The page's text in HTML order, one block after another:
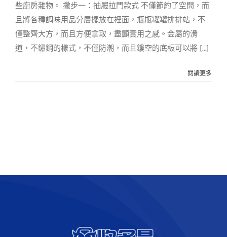
些廚房雜物。 撇步一：抽屜拉門款式 不僅節約了空間，而
且將各種調味用品分層擺放在裡面，瓶瓶罐罐排排站，不
僅整齊大方，而且方便拿取，盡顯實用之感。金屬的滑
道，不鏽鋼的樣式，不僅防潮，而且鏤空的底板可以將 [...]
閱讀更多